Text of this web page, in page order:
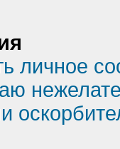
личное